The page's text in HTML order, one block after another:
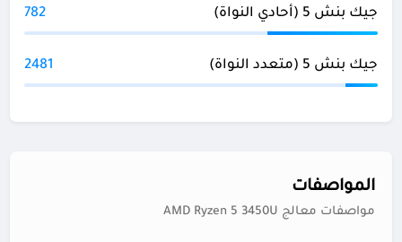
جيك بنش 5 (أحادي النواة) 782
جيك بنش 5 (متعدد النواة) 2481
المواصفات
مواصفات معالج AMD Ryzen 5 3450U